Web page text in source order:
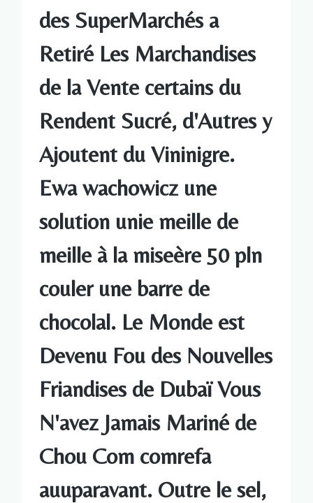
des SuperMarchés a
Retiré Les Marchandises
de la Vente certains du
Rendent Sucré, d'Autres y
Ajoutent du Vininigre.
Ewa wachowicz une
solution unie meille de
meille à la miseère 50 pln
couler une barre de
chocolal. Le Monde est
Devenu Fou des Nouvelles
Friandises de Dubaï Vous
N'avez Jamais Mariné de
Chou Com comrefa
auuparavant. Outre le sel,